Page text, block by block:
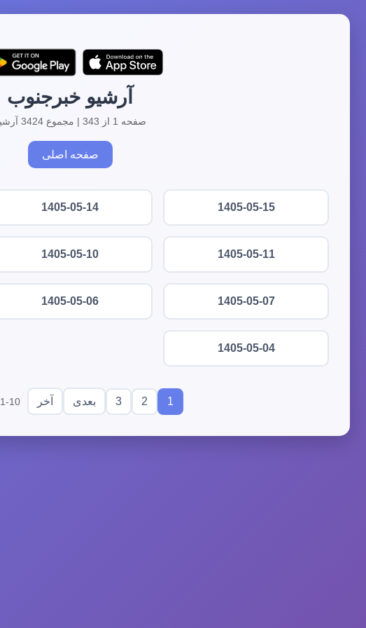
آرشیو خبرجنوب
صفحه 1 از 343 | مجموع 3424 آرشیو
صفحه اصلی
1405-05-15
1405-05-14
1405-05-11
1405-05-10
1405-05-07
1405-05-06
1405-05-04
1
2
3 بعدی آخر 1-10 از 3424